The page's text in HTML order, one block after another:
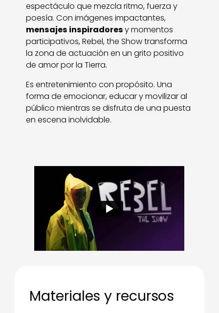
espectáculo que mezcla ritmo, fuerza y
poesía. Con imágenes impactantes,
mensajes inspiradoresy momentos
participativos, Rebel, the Show transforma
la zona de actuación en un grito positivo
de amor por la Tierra.
Es entretenimiento con propósito. Una
forma de emocionar, educar y movilizar al
público mientras se disfruta de una puesta
en escena inolvidable.
Materiales y recursos